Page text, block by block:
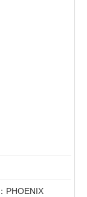
PHOENIX